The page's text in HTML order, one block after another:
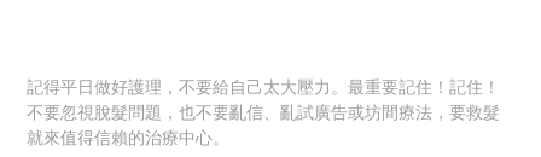
記得平日做好護理，不要給自己太大壓力。最重要記住！記住！
不要忽視脫髮問題，也不要亂信、亂試廣告或坊間療法，要救髮
就來值得信賴的治療中心。